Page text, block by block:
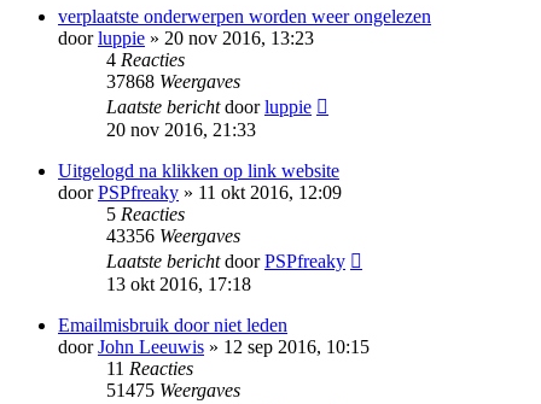
verplaatste onderwerpen worden weer ongelezen
doorluppie » 20 nov 2016, 13:23
4 Reacties
37868 Weergaves
Laatste berichtdoorluppie
20 nov 2016, 21:33
Uitgelogd na klikken op link website
doorPSPfreaky » 11 okt 2016, 12:09
5 Reacties
43356 Weergaves
Laatste berichtdoorPSPfreaky
13 okt 2016, 17:18
Emailmisbruik door niet leden
doorJohn Leeuwis » 12 sep 2016, 10:15
11 Reacties
51475 Weergaves